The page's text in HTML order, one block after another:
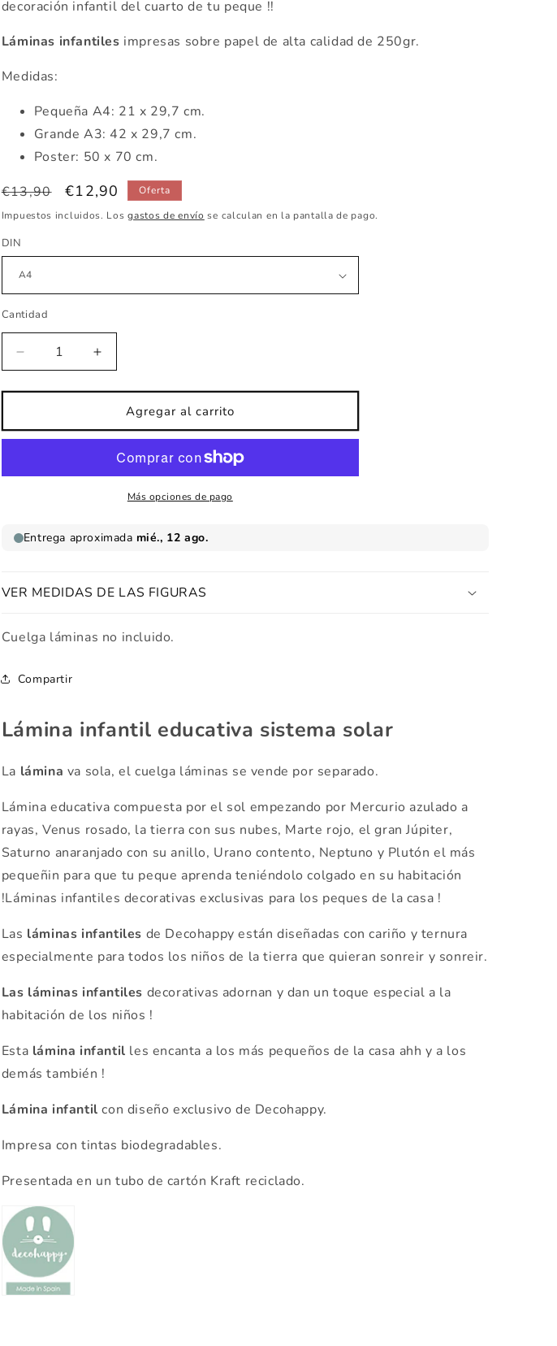
decoración infantil del cuarto de tu peque !!
Láminas infantiles impresas sobre papel de alta calidad de 250gr.
Medidas:
Pequeña A4: 21 x 29,7 cm.
Grande A3: 42 x 29,7 cm.
Poster: 50 x 70 cm.
Precio
habitual
€13,90
Precio
de
€12,90
Oferta
Impuestos incluidos. Losgastos de envío se calculan en la pantalla de pago.
DIN
Cantidad
Reducir
cantidad
para
infantil
Sistema
Aumentar
cantidad
para
Lámina
infantil
Sistema
solar
Agregar al carrito
Más opciones de pago
VER MEDIDAS DE LAS FIGURAS
Cuelga láminas no incluido.
Compartir
Lámina infantil educativa sistema solar
La lámina va sola, el cuelga láminas se vende por separado.
Lámina educativa compuesta por el sol empezando por Mercurio azulado a
rayas, Venus rosado, la tierra con sus nubes, Marte rojo, el gran Júpiter,
Saturno anaranjado con su anillo, Urano contento, Neptuno y Plutón el más
pequeñin para que tu peque aprenda teniéndolo colgado en su habitación
!Láminas infantiles decorativas exclusivas para los peques de la casa !
Las láminas infantiles de Decohappy están diseñadas con cariño y ternura
especialmente para todos los niños de la tierra que quieran sonreir y sonreir.
Las láminas infantiles decorativas adornan y dan un toque especial a la
habitación de los niños !
Esta lámina infantil les encanta a los más pequeños de la casa ahh y a los
demás también !
Lámina infantil con diseño exclusivo de Decohappy.
Impresa con tintas biodegradables.
Presentada en un tubo de cartón Kraft reciclado.